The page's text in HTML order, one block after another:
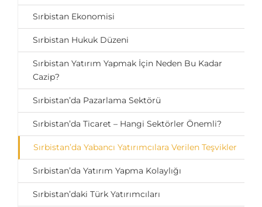
Sırbistan Ekonomisi
Sırbistan Hukuk Düzeni
Sırbistan Yatırım Yapmak İçin Neden Bu Kadar
Cazip?
Sırbistan’da Pazarlama Sektörü
Sırbistan’da Ticaret – Hangi Sektörler Önemli?
Sırbistan’da Yabancı Yatırımcılara Verilen Teşvikler
Sırbistan’da Yatırım Yapma Kolaylığı
Sırbistan’daki Türk Yatırımcıları